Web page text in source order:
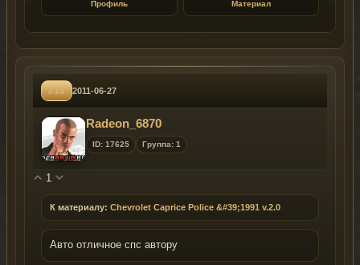
Профиль Материал
#16 2011-06-27
Radeon_6870
ID: 17625 Группа: 1
1
К материалу: Chevrolet Caprice Police &#39;1991 v.2.0
Авто отличное спс автору